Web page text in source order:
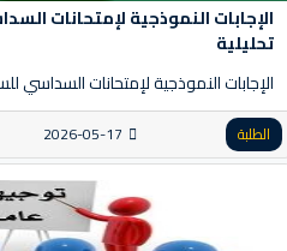
الإجابات النموذجية لإمتحانات
تحليلية
الإجابات النموذجية لإمتحانات السداسي
الطلبة 2026-05-17